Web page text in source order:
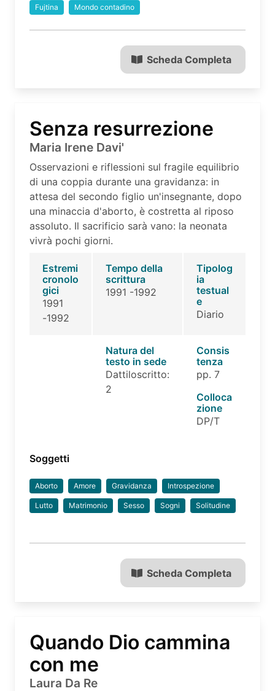
Fujtina Mondo contadino
Scheda Completa
Senza resurrezione
Maria Irene Davi'
Osservazioni e riflessioni sul fragile equilibrio
di una coppia durante una gravidanza: in
attesa del secondo figlio un'insegnante, dopo
una minaccia d'aborto, è costretta al riposo
assoluto. Il sacrificio sarà vano: la neonata
vivrà pochi giorni.
Estremi
cronolo
gici
1991
-1992
Tempo della
scrittura
1991 -1992
Tipolog
ia
testual
e
Diario
Natura del
testo in sede
Dattiloscritto:
2
Consis
tenza
pp. 7
Colloca
zione
DP/T
Soggetti
Aborto Amore Gravidanza Introspezione
Lutto Matrimonio Sesso Sogni Solitudine
Scheda Completa
Quando Dio cammina
con me
Laura Da Re